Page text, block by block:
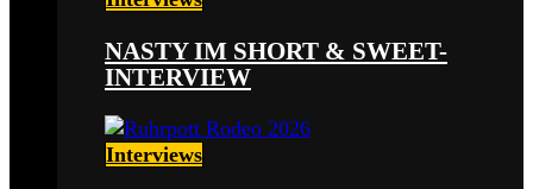
NASTY IM SHORT & SWEET-
INTERVIEW
Interviews